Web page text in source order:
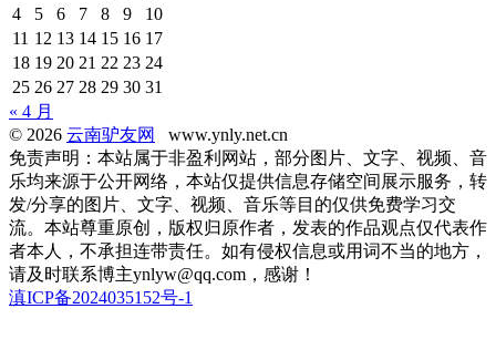
4
5 6 7 8 9
10
11 12 13 14 15 16 17
18 19 20 21 22 23 24
25 26 27 28 29 30 31
« 4 月
© 2026 云南驴友网
www.ynly.net.cn
免责声明：本站属于非盈利网站，部分图片、文字、视频、音
乐均来源于公开网络，本站仅提供信息存储空间展示服务，转
发/分享的图片、文字、视频、音乐等目的仅供免费学习交
流。本站尊重原创，版权归原作者，发表的作品观点仅代表作
者本人，不承担连带责任。如有侵权信息或用词不当的地方，
请及时联系博主ynlyw@qq.com，感谢！
滇ICP备2024035152号-1